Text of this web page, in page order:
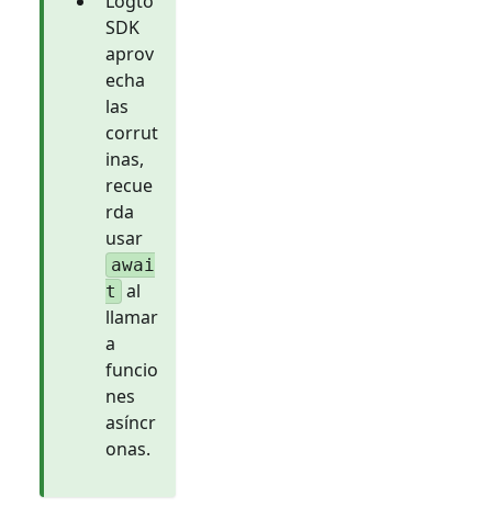
SDK
aprov
echa
las
corrut
inas,
recue
rda
usar
awai
t al
llamar
a
funcio
nes
asíncr
onas.